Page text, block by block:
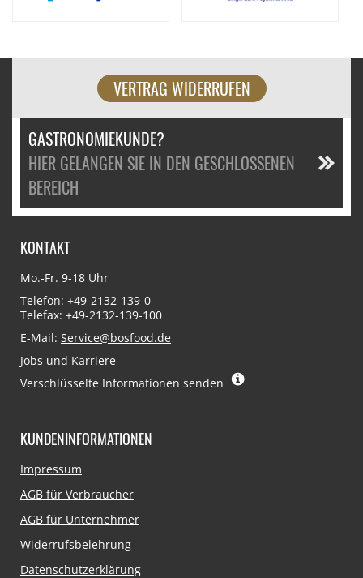
VERTRAG WIDERRUFEN
GASTRONOMIEKUNDE?
HIER GELANGEN SIE IN DEN GESCHLOSSENEN
BEREICH
KONTAKT
Mo.-Fr. 9-18 Uhr
Telefon: +49-2132-139-0
Telefax: +49-2132-139-100
E-Mail: Service@bosfood.de
Jobs und Karriere
Verschlüsselte Informationen senden
KUNDENINFORMATIONEN
Navigation
Impressum
AGB für Verbraucher
AGB für Unternehmer
Widerrufsbelehrung
Datenschutzerklärung